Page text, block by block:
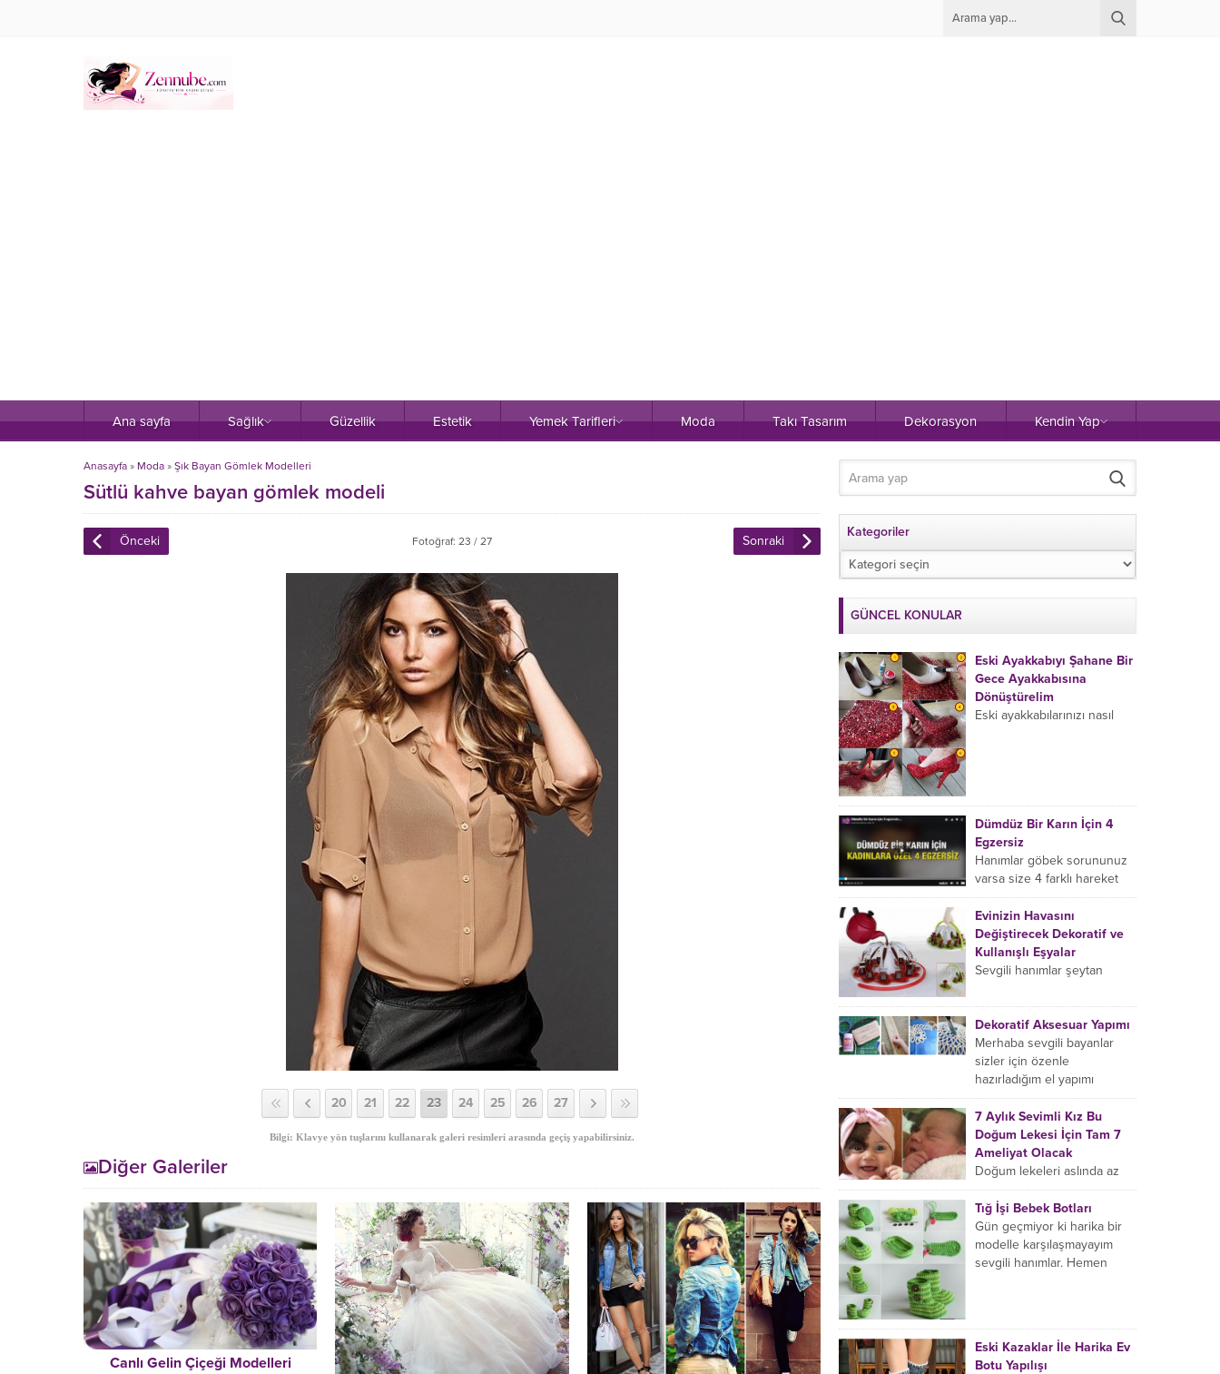
Ana sayfa Sağlık Güzellik Estetik Yemek Tarifleri Moda Takı Tasarım Dekorasyon Kendin Yap
Anasayfa » Moda » Şık Bayan Gömlek Modelleri
Sütlü kahve bayan gömlek modeli
Önceki Fotoğraf: 23 / 27 Sonraki
20 21 22 23 24 25 26 27
Bilgi: Klavye yön tuşlarını kullanarak galeri resimleri arasında geçiş yapabilirsiniz.
Diğer Galeriler
Canlı Gelin Çiçeği Modelleri
Kategoriler
Kategoriler
GÜNCEL KONULAR
Eski Ayakkabıyı Şahane Bir
Gece Ayakkabısına
Dönüştürelim
Eski ayakkabılarınızı nasıl
atmaya da kıyamadığınız,
belki taaa gelinlik
zamanınızdan...
Dümdüz Bir Karın İçin 4
Egzersiz
Hanımlar göbek sorununuz
varsa size 4 farklı hareket
göstereceğiz, bu 4 farklı
hareketin her birini sadece 2
dakika yapacaksınız yani...
Evinizin Havasını
Değiştirecek Dekoratif ve
Kullanışlı Eşyalar
Sevgili hanımlar şeytan
eviniz için birbirinden şık,
modern ve farklı ev
aksesuar ve eşyalarını bir
araya...
Dekoratif Aksesuar Yapımı
Merhaba sevgili bayanlar
sizler için özenle
hazırladığım el yapımı
aksesuar modellerini
inceledikten sonra evimizde
kendi emeğimiz olan
tasarımları sergileme ve...
7 Aylık Sevimli Kız Bu
Doğum Lekesi İçin Tam 7
Ameliyat Olacak
Doğum lekeleri aslında az
rastlanan bir durum değil,
ancak bu minik sevimli kızın
neredeyse yüzünün yarısını
kaplamış durumda.
Avustralya’nın Towradji
Tığ İşi Bebek Botları
Gün geçmiyor ki harika bir
modelle karşılaşmayayım
sevgili hanımlar. Hemen
Eski Kazaklar İle Harika Ev
Botu Yapılışı